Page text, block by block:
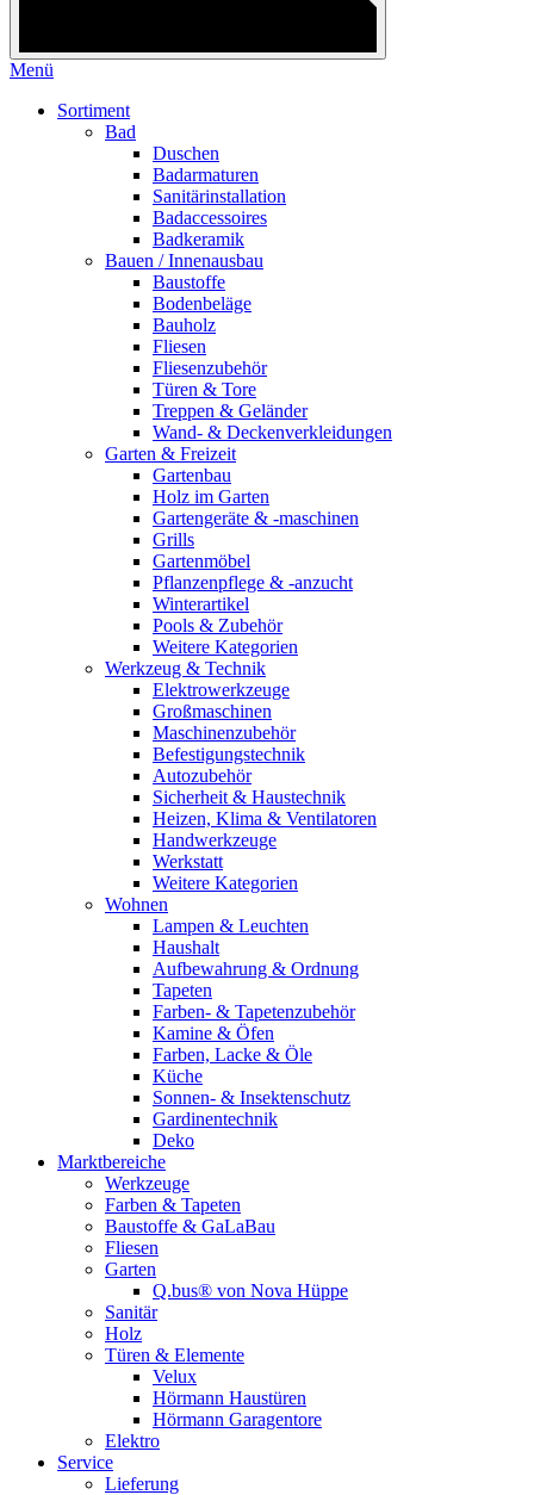
Menü
Sortiment
Bad
Duschen
Badarmaturen
Sanitärinstallation
Badaccessoires
Badkeramik
Bauen / Innenausbau
Baustoffe
Bodenbeläge
Bauholz
Fliesen
Fliesenzubehör
Türen & Tore
Treppen & Geländer
Wand- & Deckenverkleidungen
Garten & Freizeit
Gartenbau
Holz im Garten
Gartengeräte & -maschinen
Grills
Gartenmöbel
Pflanzenpflege & -anzucht
Winterartikel
Pools & Zubehör
Weitere Kategorien
Werkzeug & Technik
Elektrowerkzeuge
Großmaschinen
Maschinenzubehör
Befestigungstechnik
Autozubehör
Sicherheit & Haustechnik
Heizen, Klima & Ventilatoren
Handwerkzeuge
Werkstatt
Weitere Kategorien
Wohnen
Lampen & Leuchten
Haushalt
Aufbewahrung & Ordnung
Tapeten
Farben- & Tapetenzubehör
Kamine & Öfen
Farben, Lacke & Öle
Küche
Sonnen- & Insektenschutz
Gardinentechnik
Deko
Marktbereiche
Werkzeuge
Farben & Tapeten
Baustoffe & GaLaBau
Fliesen
Garten
Q.bus® von Nova Hüppe
Sanitär
Holz
Türen & Elemente
Velux
Hörmann Haustüren
Hörmann Garagentore
Elektro
Service
Lieferung